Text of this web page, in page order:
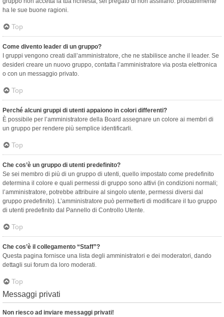
ha le sue buone ragioni.
Top
Come divento leader di un gruppo?
I gruppi vengono creati dall’amministratore, che ne stabilisce anche il leader. Se
desideri creare un nuovo gruppo, contatta l’amministratore via posta elettronica
o con un messaggio privato.
Top
Perché alcuni gruppi di utenti appaiono in colori differenti?
È possibile per l’amministratore della Board assegnare un colore ai membri di
un gruppo per rendere più semplice identificarli.
Top
Che cos’è un gruppo di utenti predefinito?
Se sei membro di più di un gruppo di utenti, quello impostato come predefinito
determina il colore e quali permessi di gruppo sono attivi (in condizioni normali;
l’amministratore, potrebbe attribuire al singolo utente, permessi diversi dal
gruppo predefinito). L’amministratore può permetterti di modificare il tuo gruppo
di utenti predefinito dal Pannello di Controllo Utente.
Top
Che cos’è il collegamento “Staff”?
Questa pagina fornisce una lista degli amministratori e dei moderatori, dando
dettagli sui forum da loro moderati.
Top
Messaggi privati
Non riesco ad inviare messaggi privati!